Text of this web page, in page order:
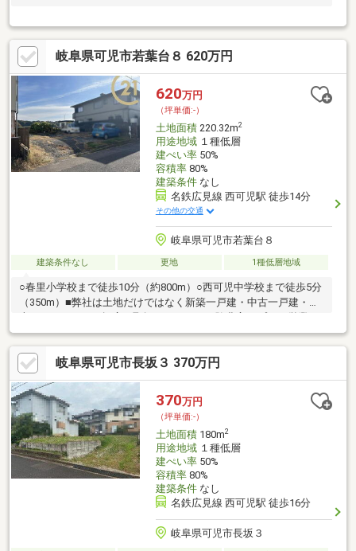
岐阜県可児市若葉台８ 620万円
620万円
（坪単価:-）
土地面積220.32m2
用途地域１種低層
建ぺい率50%
容積率80%
建築条件なし
名鉄広見線 西可児駅 徒歩14分
その他の交通
岐阜県可児市若葉台８
建築条件なし 更地 1種低層地域
○春里小学校まで徒歩10分（約800m）○西可児中学校まで徒歩5分
（350m）■弊社は土地だけではなく新築一戸建・中古一戸建・中
ンがしっかりご希望をお聞きしご提案させて頂きます！■ご相談
をご希望のお客様はフリーダイヤル【０１２０－５８２－００
１】までお気軽にお問い合わせくださいませ！
岐阜県可児市長坂３ 370万円
370万円
（坪単価:-）
土地面積180m2
用途地域１種低層
建ぺい率50%
容積率80%
建築条件なし
名鉄広見線 西可児駅 徒歩16分
岐阜県可児市長坂３